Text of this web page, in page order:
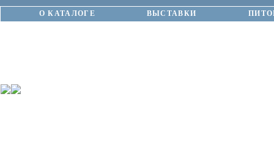
О КАТАЛОГЕ ВЫСТАВКИ